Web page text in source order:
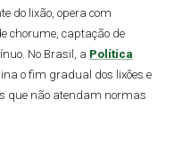
do lixão, opera com
chorume, captação de
No Brasil, a Política
o fim gradual dos lixões e
que não atendam normas